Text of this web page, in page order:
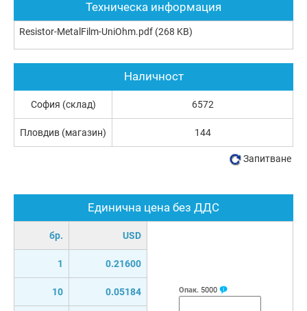
Техническа информация
Resistor-MetalFilm-UniOhm.pdf (268 KB)
Единична цена без ДДС
бр. USD
1 0.21600
10 0.05184 Опак. 5000
Наличност
София (склад) 6572
Пловдив (магазин) 144
Запитване